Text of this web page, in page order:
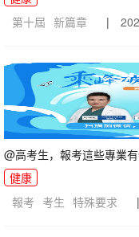
第十屆 新篇章 |
@高考生，報考這些專業
健康
報考 考生 特殊要求 |